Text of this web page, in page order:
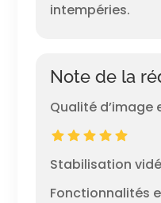
intempéries.
Note de la
Qualité d’image
Stabilisation
Fonctionnalités